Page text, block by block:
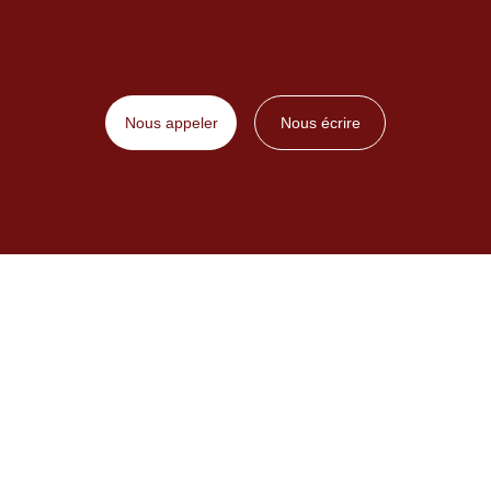
Nous appeler Nous écrire